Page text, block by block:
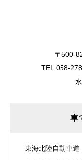
〒500-
TEL:058-
車
東海北陸自動車